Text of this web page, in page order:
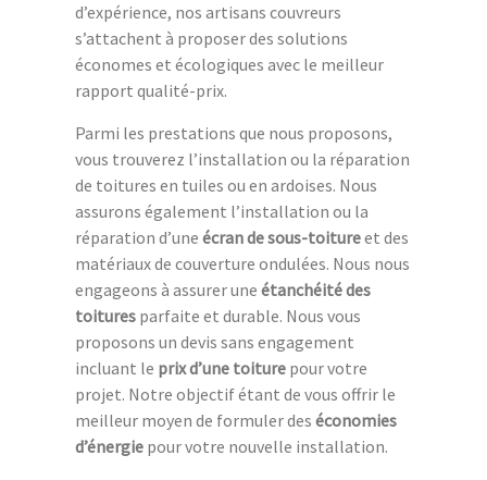
d’expérience, nos artisans couvreurs
s’attachent à proposer des solutions
économes et écologiques avec le meilleur
rapport qualité-prix.
Parmi les prestations que nous proposons,
vous trouverez l’installation ou la réparation
de toitures en tuiles ou en ardoises. Nous
assurons également l’installation ou la
réparation d’une écran de sous-toitureet des
matériaux de couverture ondulées. Nous nous
engageons à assurer une étanchéité des
toitures parfaite et durable. Nous vous
proposons un devis sans engagement
incluant le prix d’une toiture pour votre
projet. Notre objectif étant de vous offrir le
meilleur moyen de formuler des économies
d’énergie pour votre nouvelle installation.